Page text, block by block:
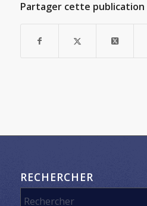
Partager cette publication
RECHERCHER